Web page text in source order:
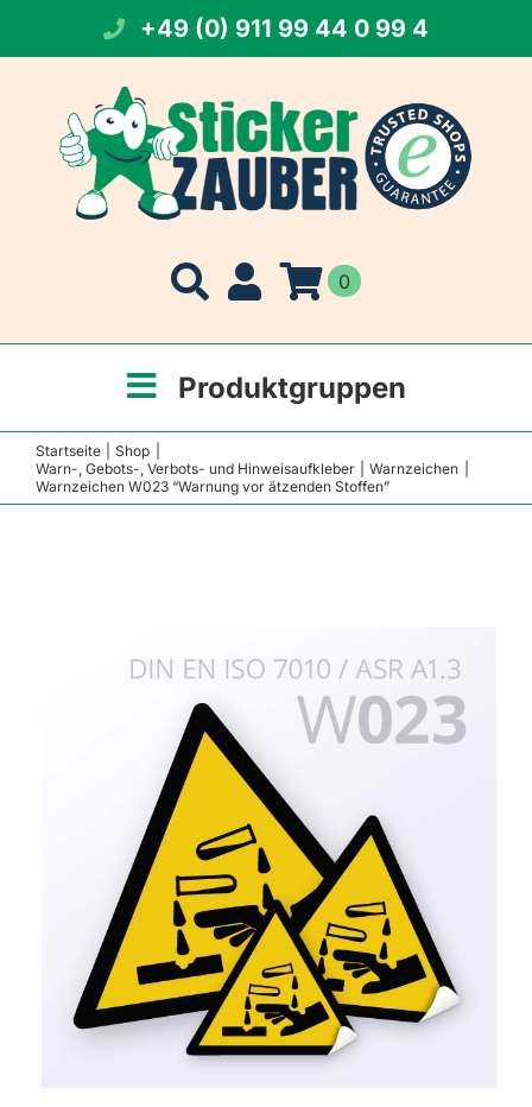
springen
+49 (0) 911 99 44 0 99 4
0
Produktgruppen
Startseite
Shop
Warn-, Gebots-, Verbots- und Hinweisaufkleber
Warnzeichen
Warnzeichen W023 “Warnung vor ätzenden Stoffen”